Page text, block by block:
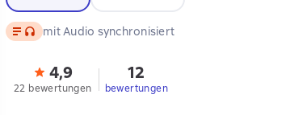
Text, Audioformat verfügbar
mit Audio synchronisiert
4,9
22 bewertungen
12
bewertungen